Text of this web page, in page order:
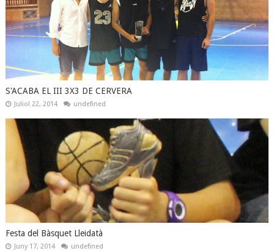
S'ACABA EL III 3X3 DE CERVERA
Juliol 22, 2014 undefined
Festa del Bàsquet Lleidatà
Juny 17, 2014 undefined